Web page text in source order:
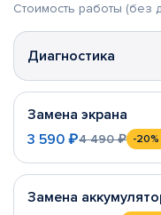
Стоимость работы (без
Диагностика
Замена экрана
3 590 ₽4 490 ₽ -20%
Замена